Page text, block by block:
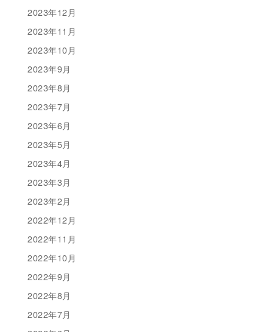
2023年12月
2023年11月
2023年10月
2023年9月
2023年8月
2023年7月
2023年6月
2023年5月
2023年4月
2023年3月
2023年2月
2022年12月
2022年11月
2022年10月
2022年9月
2022年8月
2022年7月